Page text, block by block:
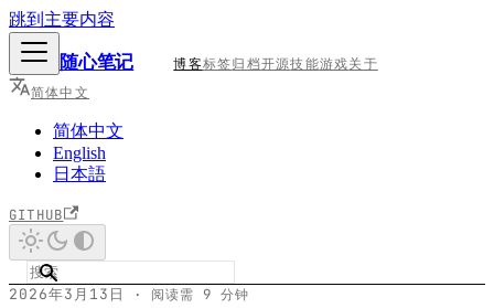
跳到主要内容
随心笔记 博客标签归档开源技能游戏关于
简体中文
简体中文
English
日本語
GITHUB
2026年3月13日 · 阅读需 9 分钟